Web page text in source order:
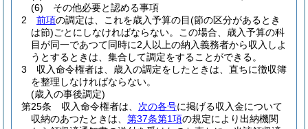
(6)
その他必要と認める事項
2
前項の調定は、これを歳入予算の目(節の区分があるとき
は節)ごとにしなければならない。
この場合、歳入予算の科
目が同一であつて同時に2人以上の納入義務者から収入しよ
うとするときは、集合して調定をすることができる。
3
収入命令権者は、歳入の調定をしたときは、直ちに徴収簿
を整理しなければならない。
(歳入の事後調定)
第25条
収入命令権者は、 次の各号に掲げる収入金について
収納のあつたときは、 第37条第1項の規定により出納機関